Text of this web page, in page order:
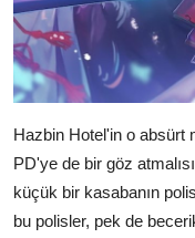
Hazbin Hotel'in o absürt
PD'ye de bir göz
küçük bir kasabanın
bu polisler, pek de